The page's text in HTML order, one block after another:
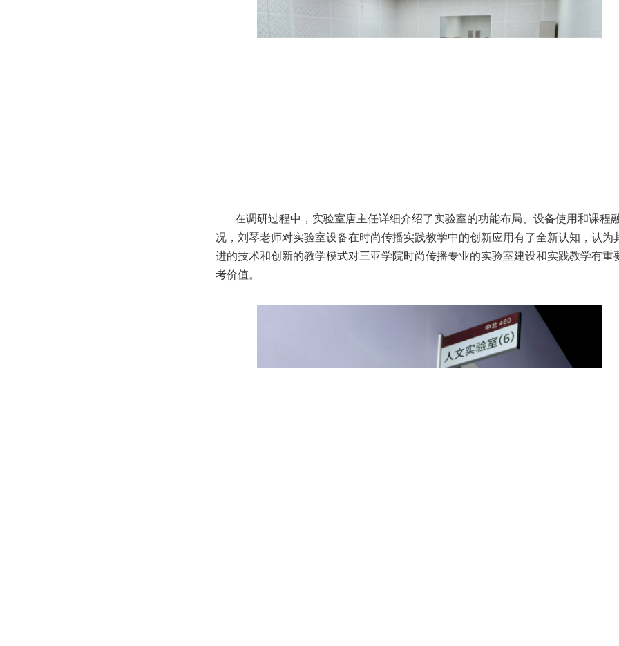
在调研过程中，实验室唐主任详细介绍了实验室的功能布局、设备使用和课程
况，刘琴老师对实验室设备在时尚传播实践教学中的创新应用有了全新认知，认为
进的技术和创新的教学模式对三亚学院时尚传播专业的实验室建设和实践教学有重
考价值。